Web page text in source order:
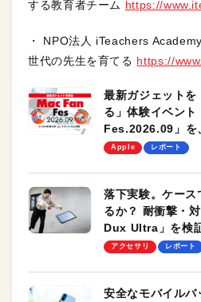
する教育者チーム https://
・ NPO法人 iTeachers
世代の先生を育てる https://
最新ガジェット
る」体験イベン
Fes.2026.09」を
します！
Apple レポート
落下実験。ケー
るか？ 耐衝撃・
Dux Ultra」を検
のモバイルユース
アクセサリ レポート
安全なモバイルバ